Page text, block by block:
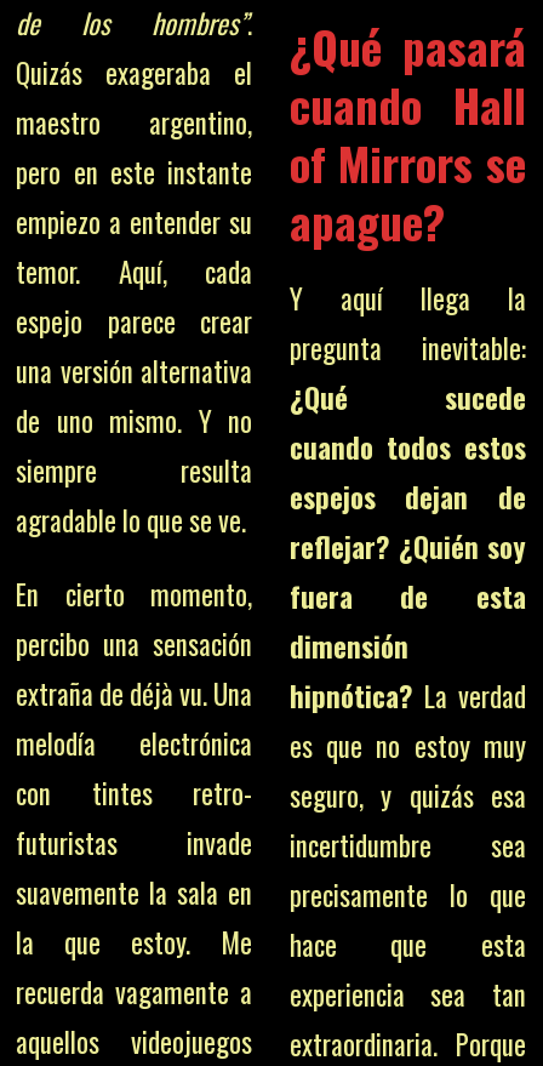
de los hombres”.
Quizás exageraba el
maestro argentino,
pero en este instante
empiezo a entender su
temor. Aquí, cada
espejo parece crear
una versión alternativa
de uno mismo. Y no
siempre resulta
agradable lo que se ve.
En cierto momento,
percibo una sensación
extraña de déjà vu. Una
melodía electrónica
con tintes retro-
futuristas invade
suavemente la sala en
la que estoy. Me
recuerda vagamente a
aquellos videojuegos
¿Qué pasará
cuando Hall
of Mirrors se
apague?
Y aquí llega la
pregunta inevitable:
¿Qué sucede
cuando todos estos
espejos dejan de
reflejar? ¿Quién soy
fuera de esta
dimensión
hipnótica? La verdad
es que no estoy muy
seguro, y quizás esa
incertidumbre sea
precisamente lo que
hace que esta
experiencia sea tan
extraordinaria. Porque